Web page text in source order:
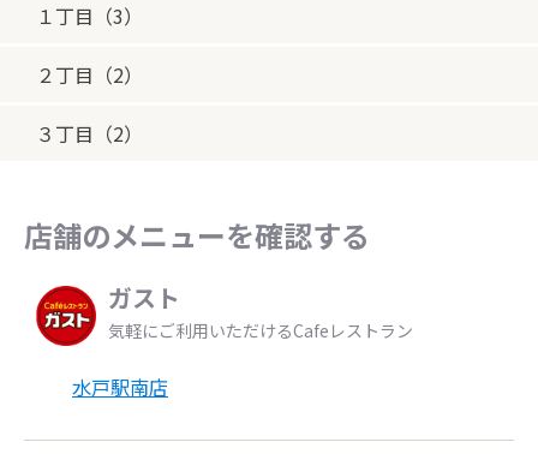
１丁目（3）
２丁目（2）
３丁目（2）
店舗のメニューを確認する
ガスト
気軽にご利用いただけるCafeレストラン
水戸駅南店